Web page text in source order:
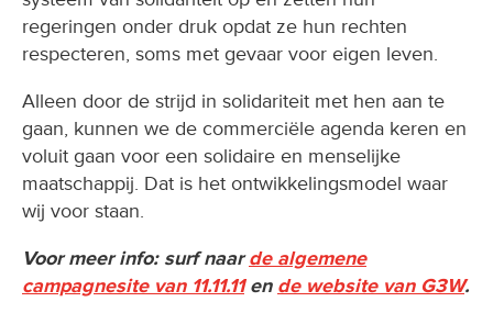
regeringen onder druk opdat ze hun rechten
respecteren, soms met gevaar voor eigen leven.
Alleen door de strijd in solidariteit met hen aan te
gaan, kunnen we de commerciële agenda keren en
voluit gaan voor een solidaire en menselijke
maatschappij. Dat is het ontwikkelingsmodel waar
wij voor staan.
Voor meer info: surf naarde algemene
campagnesite van 11.11.11en de website van G3W.